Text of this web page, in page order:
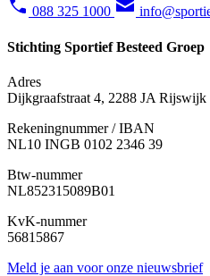
088 325 1000
Stichting Sportief Besteed Groep
Adres
Dijkgraafstraat 4, 2288 JA Rijswijk
Rekeningnummer / IBAN
NL10 INGB 0102 2346 39
Btw-nummer
NL852315089B01
KvK-nummer
56815867
Meld je aan voor onze nieuwsbrief